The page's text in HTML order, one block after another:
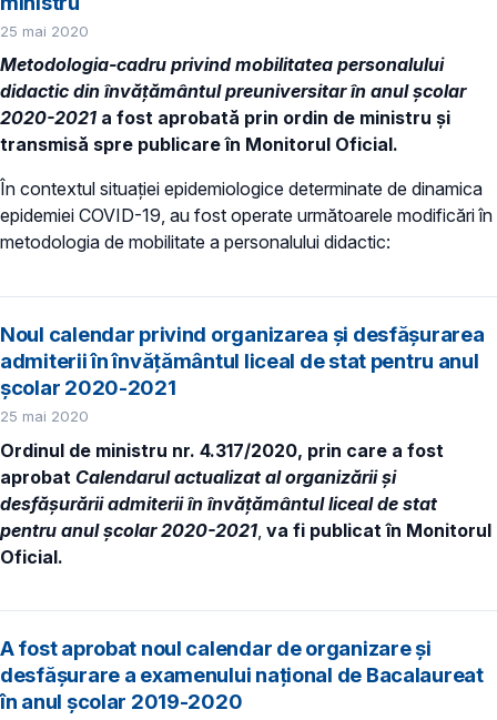
25 mai 2020
Metodologia-cadru privind mobilitatea personalului
didactic din învățământul preuniversitar în anul școlar
2020-2021 a fost aprobată prin ordin de ministru și
transmisă spre publicare în Monitorul Oficial.
În contextul situației epidemiologice determinate de dinamica
epidemiei COVID-19, au fost operate următoarele modificări în
metodologia de mobilitate a personalului didactic:
Noul calendar privind organizarea și desfășurarea
admiterii în învățământul liceal de stat pentru anul
școlar 2020-2021
25 mai 2020
Ordinul de ministru nr. 4.317/2020, prin care a fost
aprobat Calendarul actualizat al organizării și
desfășurării admiterii în învățământul liceal de stat
pentru anul școlar 2020-2021 va fi publicat în Monitorul
Oficial.
A fost aprobat noul calendar de organizare și
desfășurare a examenului național de Bacalaureat
în anul școlar 2019-2020